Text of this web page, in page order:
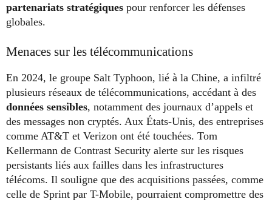
partenariats stratégiques pour renforcer les défenses
globales.
Menaces sur les télécommunications
En 2024, le groupe Salt Typhoon, lié à la Chine, a infiltré
plusieurs réseaux de télécommunications, accédant à des
données sensibles, notamment des journaux d’appels et
des messages non cryptés. Aux États-Unis, des entreprises
comme AT&T et Verizon ont été touchées. Tom
Kellermann de Contrast Security alerte sur les risques
persistants liés aux failles dans les infrastructures
télécoms. Il souligne que des acquisitions passées, comme
celle de Sprint par T-Mobile, pourraient compromettre des